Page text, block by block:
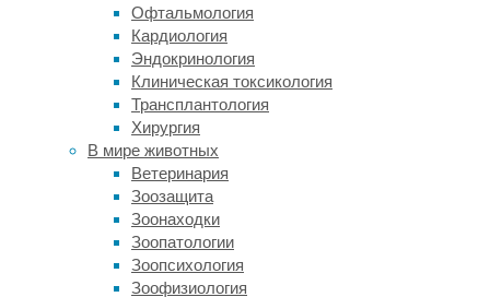
Офтальмология
Кардиология
Эндокринология
Клиническая токсикология
Трансплантология
Хирургия
В мире животных
Ветеринария
Зоозащита
Зоонаходки
Зоопатологии
Зоопсихология
Зоофизиология
ищет,
отметить
Новый
год
корпоратив
СПб,
желая
сделать